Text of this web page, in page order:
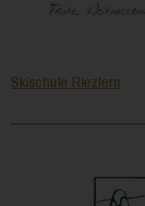
Skischule Riezlern